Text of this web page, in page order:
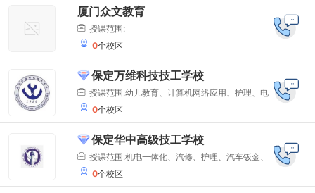
术、医学影像技术、眼视光技术、药学、中药学、康
复治疗等等
厦门众文教育
授课范围:
0个校区
保定万维科技技工学校
授课范围:幼儿教育、计算机网络应用、护理、电
子商务、汽车维修、电气自动化设备安装与维修等专
0个校区
保定华中高级技工学校
授课范围:机电一体化、汽修、护理、汽车钣金、
汽车装饰与美容、焊工、数控车工、电工、美容美
0个校区